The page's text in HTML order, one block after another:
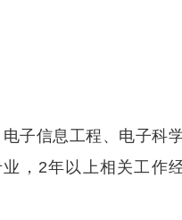
子信息工程、电子科
， 2年以上相关工作